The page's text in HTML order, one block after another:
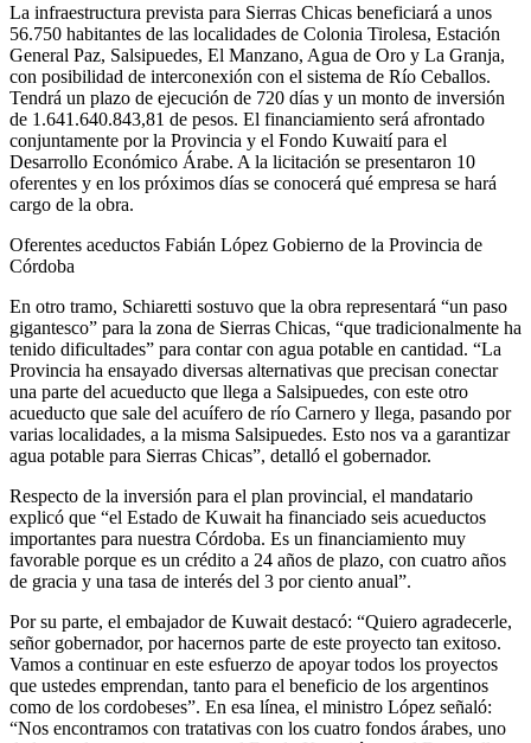
La infraestructura prevista para Sierras Chicas beneficiará a unos
56.750 habitantes de las localidades de Colonia Tirolesa, Estación
General Paz, Salsipuedes, El Manzano, Agua de Oro y La Granja,
con posibilidad de interconexión con el sistema de Río Ceballos.
Tendrá un plazo de ejecución de 720 días y un monto de inversión
de 1.641.640.843,81 de pesos. El financiamiento será afrontado
conjuntamente por la Provincia y el Fondo Kuwaití para el
Desarrollo Económico Árabe. A la licitación se presentaron 10
oferentes y en los próximos días se conocerá qué empresa se hará
cargo de la obra.
Oferentes aceductos Fabián López Gobierno de la Provincia de
Córdoba
En otro tramo, Schiaretti sostuvo que la obra representará “un paso
gigantesco” para la zona de Sierras Chicas, “que tradicionalmente ha
tenido dificultades” para contar con agua potable en cantidad. “La
Provincia ha ensayado diversas alternativas que precisan conectar
una parte del acueducto que llega a Salsipuedes, con este otro
acueducto que sale del acuífero de río Carnero y llega, pasando por
varias localidades, a la misma Salsipuedes. Esto nos va a garantizar
agua potable para Sierras Chicas”, detalló el gobernador.
Respecto de la inversión para el plan provincial, el mandatario
explicó que “el Estado de Kuwait ha financiado seis acueductos
importantes para nuestra Córdoba. Es un financiamiento muy
favorable porque es un crédito a 24 años de plazo, con cuatro años
de gracia y una tasa de interés del 3 por ciento anual”.
Por su parte, el embajador de Kuwait destacó: “Quiero agradecerle,
señor gobernador, por hacernos parte de este proyecto tan exitoso.
Vamos a continuar en este esfuerzo de apoyar todos los proyectos
que ustedes emprendan, tanto para el beneficio de los argentinos
como de los cordobeses”. En esa línea, el ministro López señaló:
“Nos encontramos con tratativas con los cuatro fondos árabes, uno